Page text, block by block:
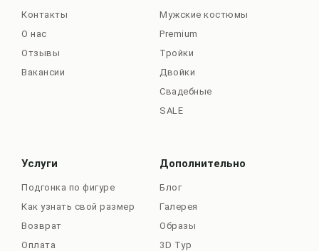
Контакты
О нас
Отзывы
Вакансии
Мужские костюмы
Premium
Тройки
Двойки
Свадебные
SALE
Услуги
Подгонка по фигуре
Как узнать свой размер
Возврат
Оплата
Дополнительно
Блог
Галерея
Образы
3D Тур